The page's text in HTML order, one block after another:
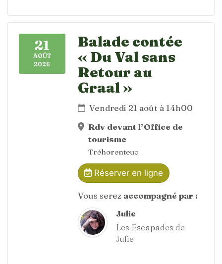
21
AOÛT
2026
Balade contée
« Du Val sans
Retour au
Graal »
Vendredi 21 août à 14h00
Rdv devant l’Office de
tourisme
Tréhorenteuc
Réserver en ligne
Vous serez accompagné par :
Julie
Les Escapades de
Julie